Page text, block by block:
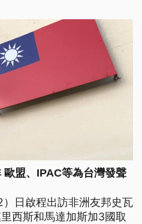
譴責。
盟、IPAC等為台灣發聲
日啟程出訪非洲友邦史瓦
西斯和馬達加斯加3國取